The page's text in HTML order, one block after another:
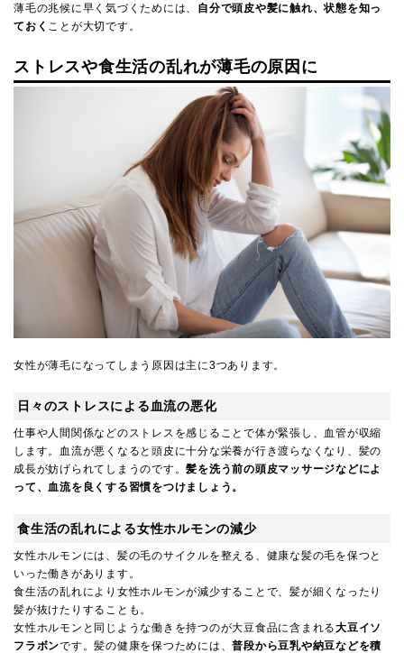
薄毛の兆候に早く気づくためには、 自分で頭皮や髪に触れ、状態を知っ
ておく ことが大切です。
ストレスや食生活の乱れが薄毛の原因に
女性が薄毛になってしまう原因は主に3つあります。
日々のストレスによる血流の悪化
仕事や人間関係などのストレスを感じることで体が緊張し、血管が収縮
します。血流が悪くなると頭皮に十分な栄養が行き渡らなくなり、髪の
成長が妨げられてしまうのです。髪を洗う前の頭皮マッサージなどによ
って、血流を良くする習慣をつけましょう。
食生活の乱れによる女性ホルモンの減少
女性ホルモンには、髪の毛のサイクルを整える、健康な髪の毛を保つと
いった働きがあります。
食生活の乱れにより女性ホルモンが減少することで、髪が細くなったり
髪が抜けたりすることも。
女性ホルモンと同じような働きを持つのが大豆食品に含まれる大豆イソ
フラボンです。髪の健康を保つためには、普段から豆乳や納豆などを積